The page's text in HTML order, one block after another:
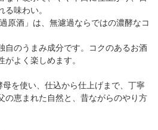
味わい。
原酒」は、無濾過ならではの濃酵なコ
自のうまみ成分です。コクのあるお酒
よく楽しめます。
を使い、仕込から仕上げまで、丁寧
の恵まれた自然と、昔ながらのやり方